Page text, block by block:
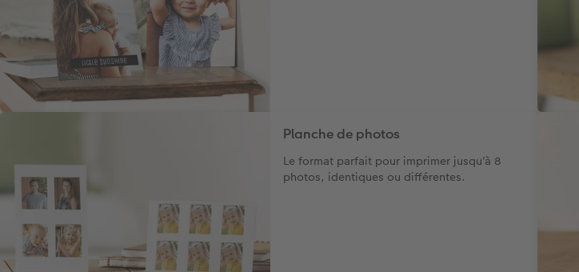
Planche de photos
Le format parfait pour imprimer jusqu'à 8
photos, identiques ou différentes.